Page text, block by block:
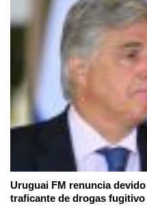
Uruguai FM renuncia
traficante de drogas fugitivo